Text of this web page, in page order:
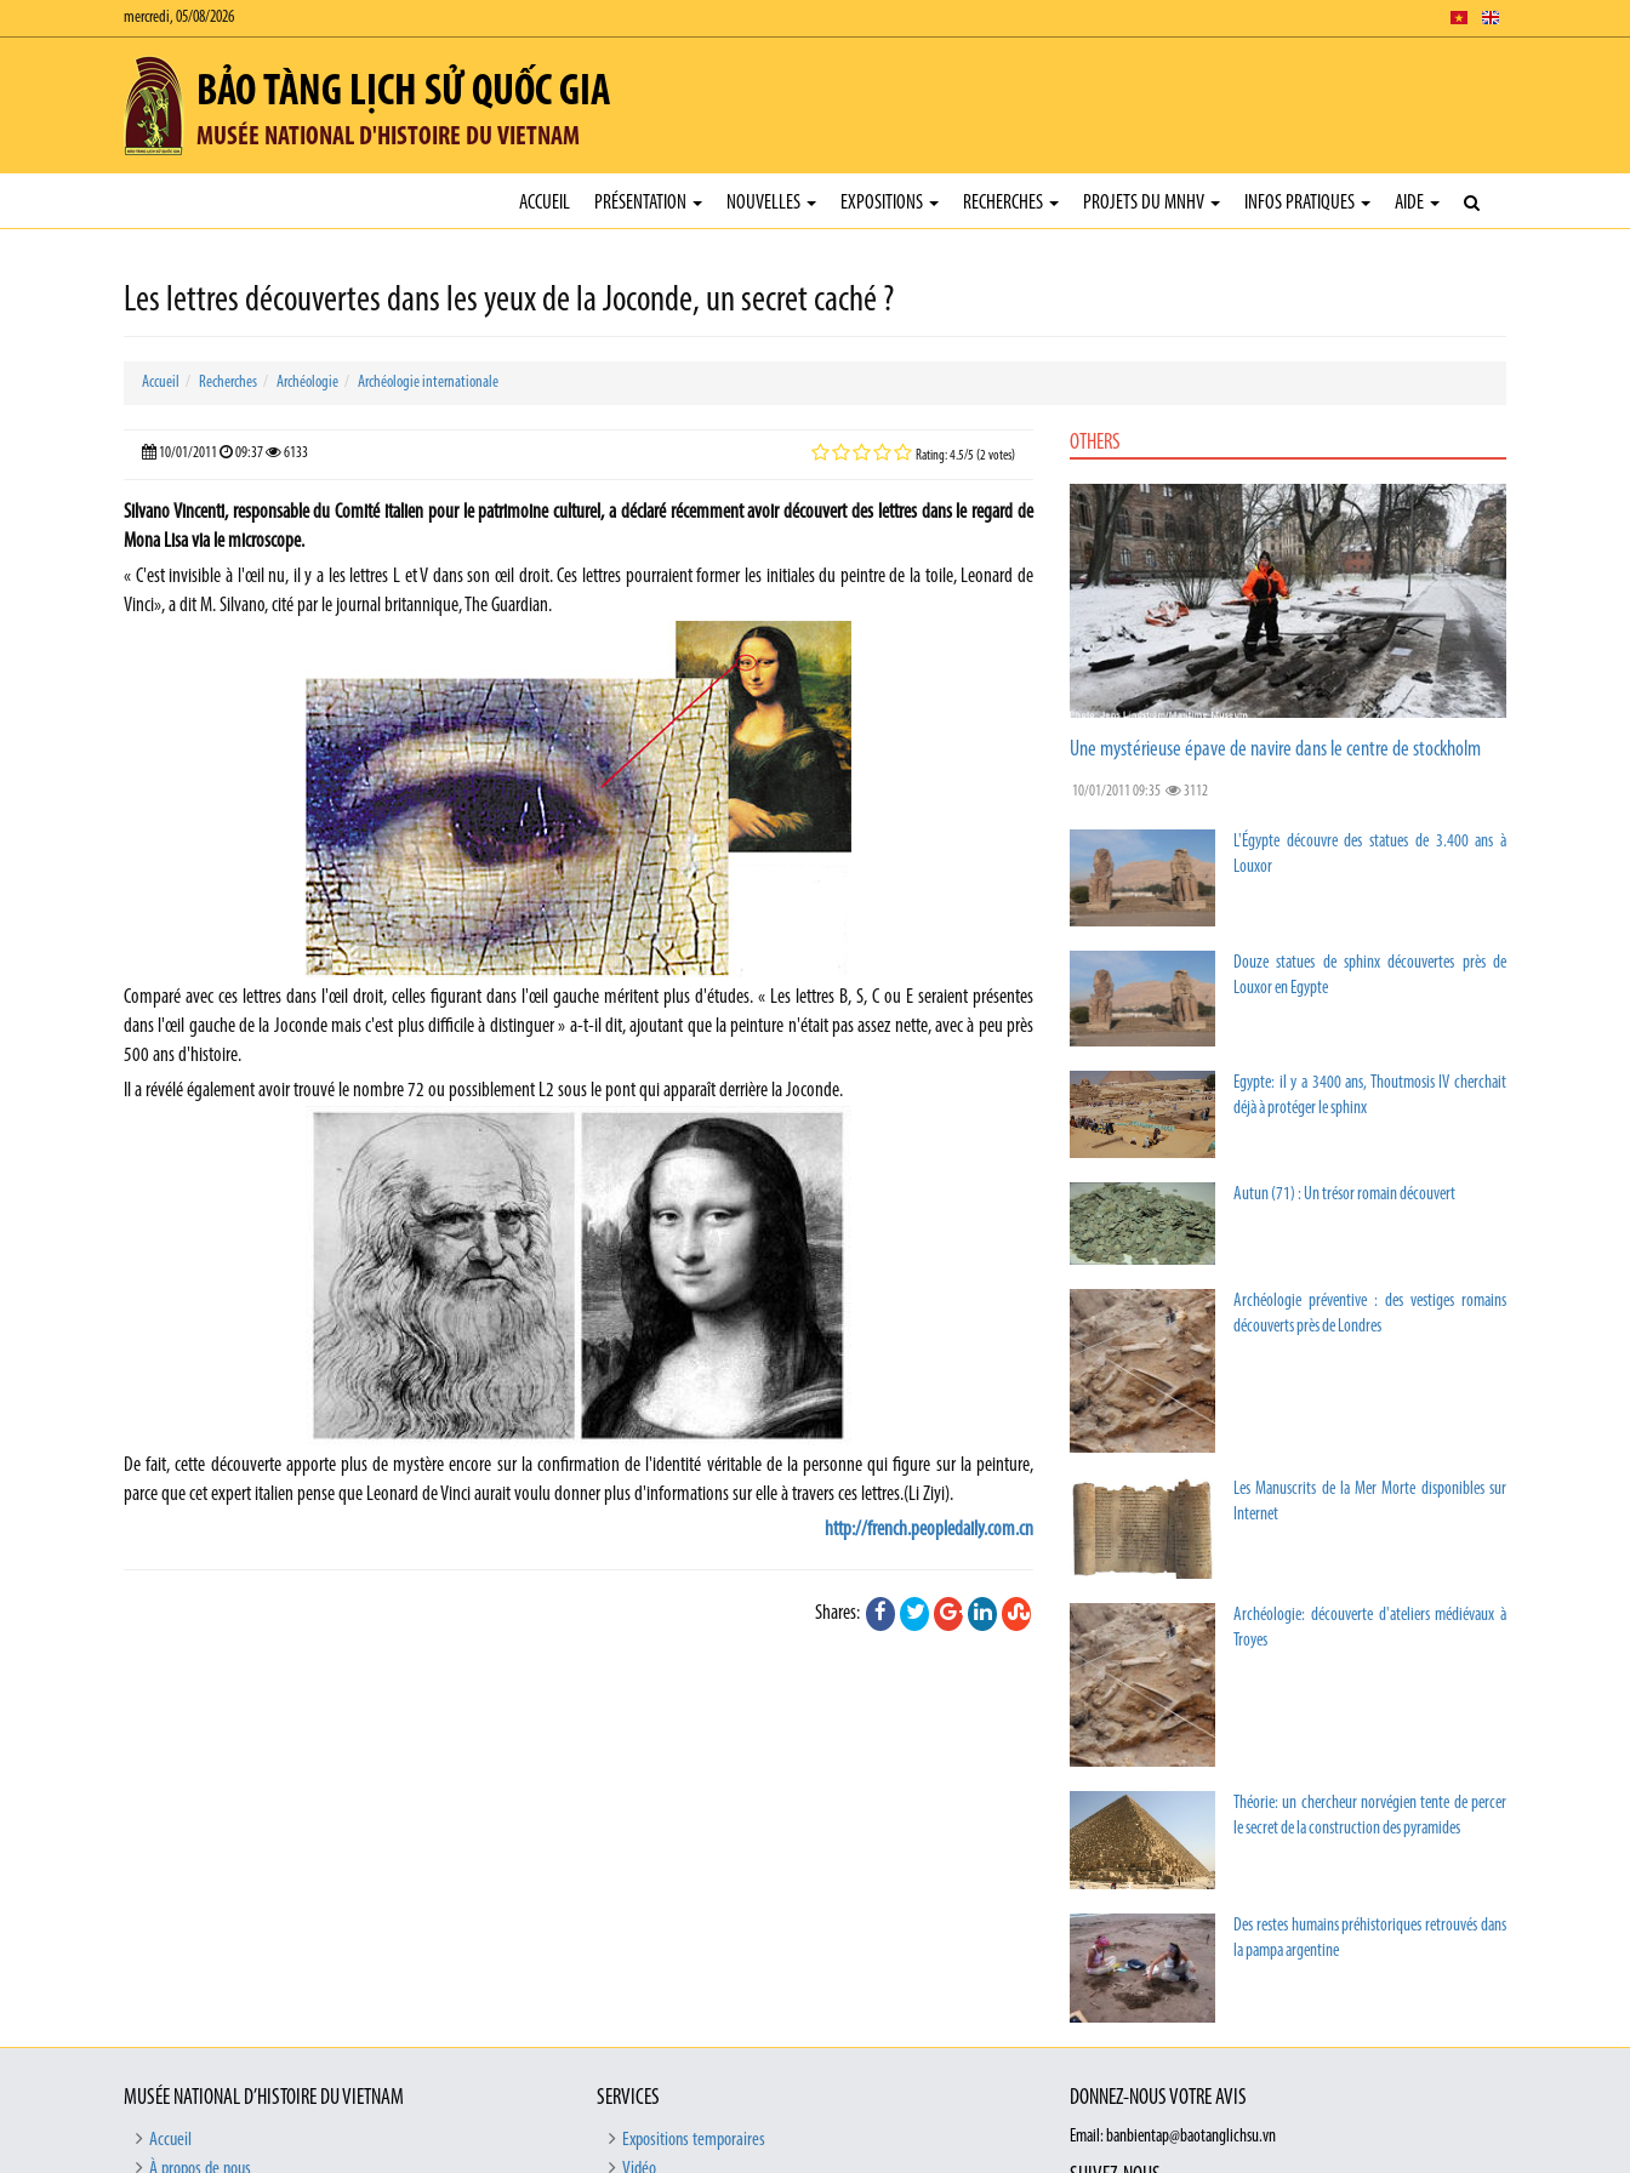
mercredi, 05/08/2026
BẢO TÀNG LỊCH SỬ QUỐC GIA
MUSÉE NATIONAL D'HISTOIRE DU VIETNAM
ACCUEIL PRÉSENTATION NOUVELLES EXPOSITIONS RECHERCHES PROJETS DU MNHV INFOS PRATIQUES AIDE
Les lettres découvertes dans les yeux de la Joconde, un secret caché ?
Accueil Recherches Archéologie Archéologie internationale
10/01/2011 09:37 6133 Rating: 4.5/5 (2 votes)
Silvano Vincenti, responsable du Comité italien pour le patrimoine culturel, a déclaré récemment avoir découvert des lettres dans le regard de
Mona Lisa via le microscope.
« C'est invisible à l'œil nu, il y a les lettres L et V dans son œil droit. Ces lettres pourraient former les initiales du peintre de la toile, Leonard de
Vinci», a dit M. Silvano, cité par le journal britannique, The Guardian.
Comparé avec ces lettres dans l'œil droit, celles figurant dans l'œil gauche méritent plus d'études. « Les lettres B, S, C ou E seraient présentes
dans l'œil gauche de la Joconde mais c'est plus difficile à distinguer » a-t-il dit, ajoutant que la peinture n'était pas assez nette, avec à peu près
500 ans d'histoire.
Il a révélé également avoir trouvé le nombre 72 ou possiblement L2 sous le pont qui apparaît derrière la Joconde.
De fait, cette découverte apporte plus de mystère encore sur la confirmation de l'identité véritable de la personne qui figure sur la peinture,
parce que cet expert italien pense que Leonard de Vinci aurait voulu donner plus d'informations sur elle à travers ces lettres.(Li Ziyi).
http://french.peopledaily.com.cn
Shares:
OTHERS
Une mystérieuse épave de navire dans le centre de stockholm
10/01/2011 09:35 3112
L'Égypte découvre des statues de 3.400 ans à
Louxor
Douze statues de sphinx découvertes près de
Louxor en Egypte
Egypte: il y a 3400 ans, Thoutmosis IV cherchait
déjà à protéger le sphinx
Autun (71) : Un trésor romain découvert
Archéologie préventive : des vestiges romains
découverts près de Londres
Les Manuscrits de la Mer Morte disponibles sur
Internet
Archéologie: découverte d'ateliers médiévaux à
Troyes
Théorie: un chercheur norvégien tente de percer
le secret de la construction des pyramides
Des restes humains préhistoriques retrouvés dans
la pampa argentine
MUSÉE NATIONAL D’HISTOIRE DU VIETNAM
Accueil
SERVICES
Expositions temporaires
DONNEZ-NOUS VOTRE AVIS
Email: banbientap@baotanglichsu.vn